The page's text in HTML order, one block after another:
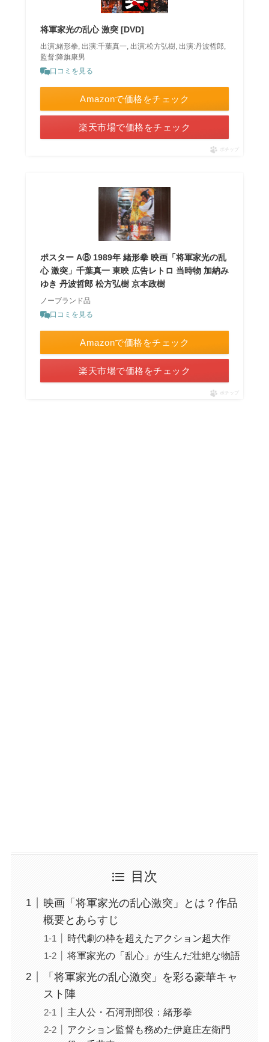
将軍家光の乱心 激突 [DVD]
出演:緒形拳, 出演:千葉真一, 出演:松方弘樹, 出演:丹波哲郎,
監督:降旗康男
口コミを見る
Amazonで価格をチェック
楽天市場で価格をチェック
ポチップ
ポスター A⑧ 1989年 緒形拳 映画「将軍家光の乱
心 激突」千葉真一 東映 広告レトロ 当時物 加納み
ゆき 丹波哲郎 松方弘樹 京本政樹
ノーブランド品
口コミを見る
Amazonで価格をチェック
楽天市場で価格をチェック
ポチップ
目次
映画「将軍家光の乱心激突」とは？作品
概要とあらすじ
時代劇の枠を超えたアクション超大作
将軍家光の「乱心」が生んだ壮絶な物語
「将軍家光の乱心激突」を彩る豪華キャ
スト陣
主人公・石河刑部役：緒形拳
アクション監督も務めた伊庭庄左衛門